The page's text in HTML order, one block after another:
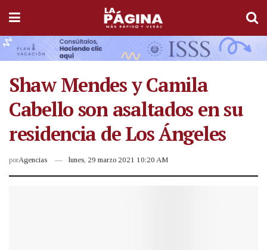
Shaw Mendes y Camila
Cabello son asaltados en su
residencia de Los Ángeles
porAgencias lunes, 29 marzo 2021 10:20 AM